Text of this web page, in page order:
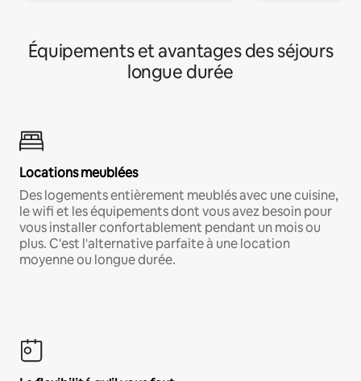
Équipements et avantages des séjours
longue durée
Locations meublées
Des logements entièrement meublés avec une cuisine,
le wifi et les équipements dont vous avez besoin pour
vous installer confortablement pendant un mois ou
plus. C'est l'alternative parfaite à une location
moyenne ou longue durée.